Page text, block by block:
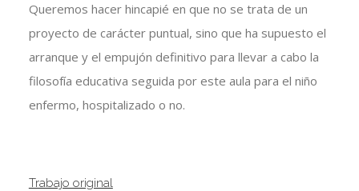
Queremos hacer hincapié en que no se trata de un
proyecto de carácter puntual, sino que ha supuesto el
arranque y el empujón definitivo para llevar a cabo la
filosofía educativa seguida por este aula para el niño
enfermo, hospitalizado o no.
Trabajo original